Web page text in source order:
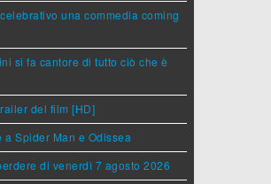
una commedia coming
si fa cantore di tutto ciò che è
del film [HD]
Spider Man e Odissea
di venerdì 7 agosto 2026